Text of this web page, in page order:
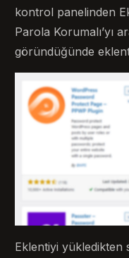
kontrol panelinden
Parola Korumalı’yı
göründüğünde
Eklentiyi